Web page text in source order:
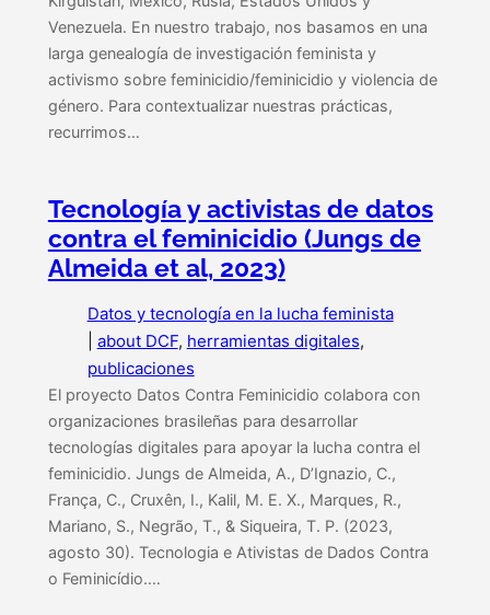
Venezuela. En nuestro trabajo, nos basamos en una
larga genealogía de investigación feminista y
activismo sobre feminicidio/feminicidio y violencia de
género. Para contextualizar nuestras prácticas,
recurrimos…
Tecnología y activistas de datos
contra el feminicidio (Jungs de
Almeida et al, 2023)
Datos y tecnología en la lucha feminista
about DCF, herramientas digitales
publicaciones
El proyecto Datos Contra Feminicidio colabora con
organizaciones brasileñas para desarrollar
tecnologías digitales para apoyar la lucha contra el
feminicidio. Jungs de Almeida, A., D’Ignazio, C.,
França, C., Cruxên, I., Kalil, M. E. X., Marques, R.,
Mariano, S., Negrão, T., & Siqueira, T. P. (2023,
agosto 30). Tecnologia e Ativistas de Dados Contra
o Feminicídio.…